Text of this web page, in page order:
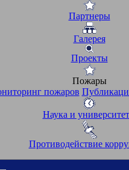
Партнеры
Галерея
Проекты
Пожары
пожаров
Наука и
Противодействие